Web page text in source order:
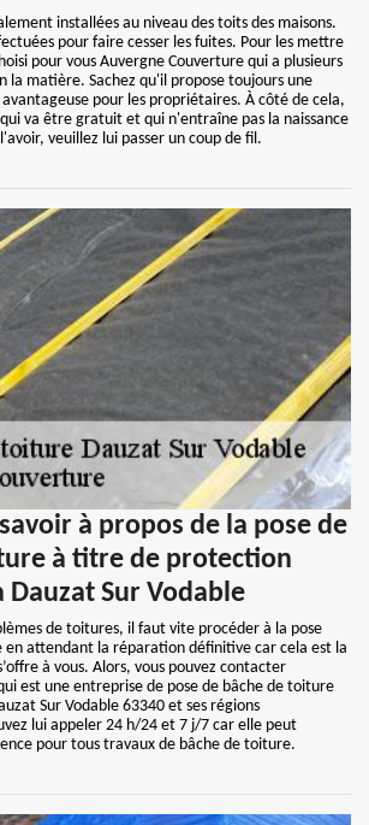
installées au niveau des toits des maisons.
pour faire cesser les fuites. Pour les mettre
pour vous Auvergne Couverture qui a plusieurs
la matière. Sachez qu'il propose toujours une
pour les propriétaires. À côté de cela,
va être gratuit et qui n'entraîne pas la naissance
veuillez lui passer un coup de fil.
à propos de la pose de
à titre de protection
Sur Vodable
de toitures, il faut vite procéder à la pose
en attendant la réparation définitive car cela est la
à vous. Alors, vous pouvez contacter
est une entreprise de pose de bâche de toiture
Sur Vodable 63340 et ses régions
lui appeler 24 h/24 et 7 j/7 car elle peut
pour tous travaux de bâche de toiture.